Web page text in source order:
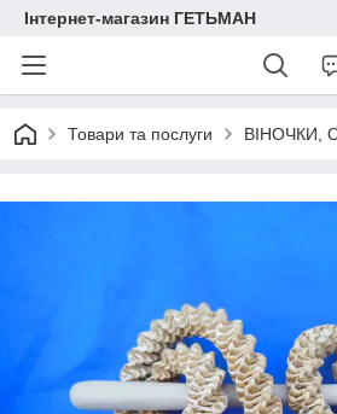
Інтернет-магазин ГЕТЬМАН
Товари та послуги ВІНОЧКИ,